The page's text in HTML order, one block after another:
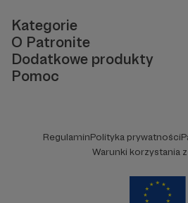
Kategorie
O Patronite
Dodatkowe produkty
Pomoc
RegulaminPolityka prywatności
Warunki korzystania